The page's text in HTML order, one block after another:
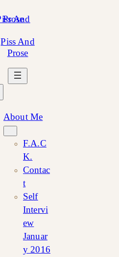
Piss And
Prose
About Me
F.A.C
K.
Contac
t
Self
Intervi
ew
Januar
y 2016